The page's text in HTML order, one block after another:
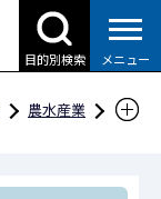
目的別検索 メニュー
農水産業